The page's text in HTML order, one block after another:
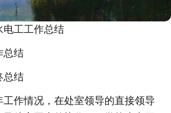
电工工作总结
总结
总结
工作情况，在处室领导的直接领导